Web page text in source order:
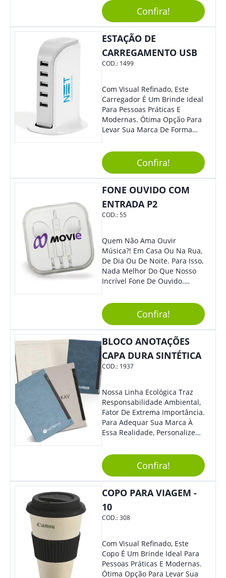
Baixo.
Confira!
ESTAÇÃO DE
CARREGAMENTO USB
COD.: 1499
Com Visual Refinado, Este
Carregador É Um Brinde Ideal
Para Pessoas Práticas E
Modernas. Ótima Opção Para
Levar Sua Marca De Forma
Sua Empresa Em Eventos,
Reuniões Corporativas Ou Até
Mesmo Para Presentear
Colaboradores E Parceiros De
Sua Empresa.
Confira!
FONE OUVIDO COM
ENTRADA P2
COD.:55
Quem Não Ama Ouvir
Música?! Em Casa Ou Na Rua,
De Dia Ou De Noite. Para Isso,
Nada Melhor Do Que Nosso
Incrível Fone De Ouvido.
De Excelente Qualidade, E
Contando Com Tamanho De
Fio Ideal Para Se Movimentar
Com Mais Liberdade, É O
Brinde Que Seus Clientes E
Colaboradores Mais Querem!
Não Fique De Fora! Ofereça
Em Eventos, Feiras E
Marca Em Grande Destaque.
Confira!
BLOCO ANOTAÇÕES
CAPA DURA SINTÉTICA
COD.: 1937
Nossa Linha Ecológica Traz
Responsabilidade Ambiental,
Fator De Extrema Importância.
Para Adequar Sua Marca À
Essa Realidade, Personalize
Anotações Com Post-It E
Caneta. Elaborado A Partir De
Material Reciclado, O Brinde
Também É Prático, Tornando-
Se Assim Excelente Para Uso
Cotidiano. Perfeito, Não É?!
Confira!
COPO PARA VIAGEM -
10
COD.:308
Com Visual Refinado, Este
Copo É Um Brinde Ideal Para
Pessoas Práticas E Modernas.
Ótima Opção Para Levar Sua